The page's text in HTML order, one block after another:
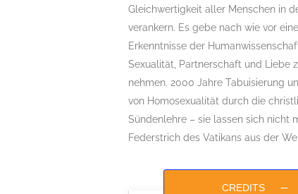
Gleichwertigkeit aller Menschen in
verankern. Es gebe nach wie vor
Erkenntnisse der
Sexualität, Partnerschaft und Liebe
nehmen. 2000 Jahre Tabuisierung
von Homosexualität durch die
Sündenlehre – sie lassen sich nicht
Federstrich des Vatikans aus der
CREDITS